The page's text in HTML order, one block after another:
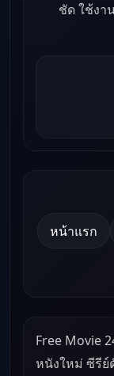
ชัด ใช้งา
หน้าแรก
Free Movie
หนังใหม่ ซีรีย์